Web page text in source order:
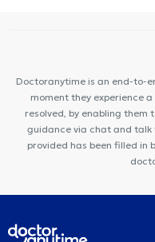
Doctoranytime is an end-to-
moment they experience
resolved, by enabling them
guidance via chat and talk
provided has been filled in